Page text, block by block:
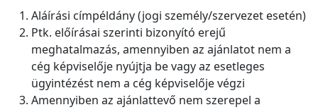
Aláírási címpéldány (jogi személy/szervezet esetén)
Ptk. előírásai szerinti bizonyító erejű
meghatalmazás, amennyiben az ajánlatot nem a
cég képviselője nyújtja be vagy az esetleges
ügyintézést nem a cég képviselője végzi
Amennyiben az ajánlattevő nem szerepel a